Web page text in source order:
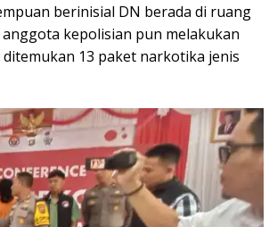
berinisial DN berada di ruang
kepolisian pun melakukan
13 paket narkotika jenis